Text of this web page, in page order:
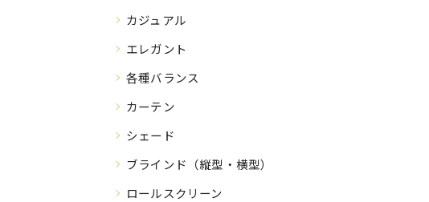
カジュアル
エレガント
各種バランス
カーテン
シェード
ブラインド（縦型・横型）
ロールスクリーン